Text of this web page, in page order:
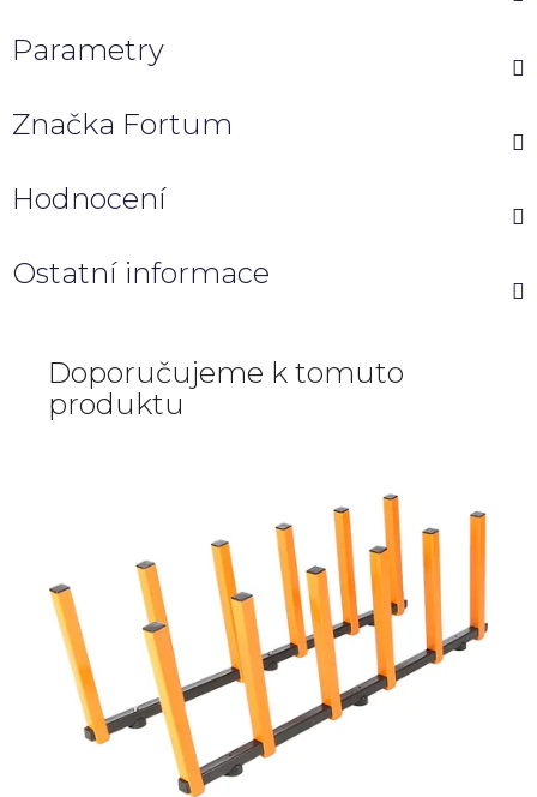
Parametry
Značka Fortum
Hodnocení
Ostatní informace
Doporučujeme k tomuto
produktu